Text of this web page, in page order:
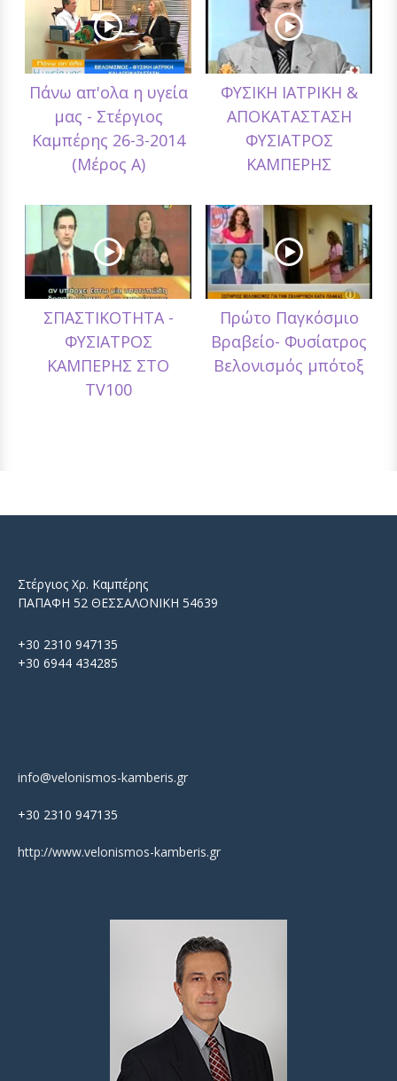
Πάνω απ'ολα η υγεία
μας - Στέργιος
Καμπέρης 26-3-2014
(Μέρος Α)
ΦΥΣΙΚΗ ΙΑΤΡΙΚΗ &
ΑΠΟΚΑΤΑΣΤΑΣΗ
ΦΥΣΙΑΤΡΟΣ
ΚΑΜΠΕΡΗΣ
ΣΠΑΣΤΙΚΟΤΗΤΑ -
ΦΥΣΙΑΤΡΟΣ
ΚΑΜΠΕΡΗΣ ΣΤΟ
TV100
Πρώτο Παγκόσμιο
Βραβείο- Φυσίατρος
Βελονισμός μπότοξ
Στέργιος Χρ. Καμπέρης
ΠΑΠΑΦΗ 52 ΘΕΣΣΑΛΟΝΙΚΗ 54639
+30 2310 947135
+30 6944 434285
info@velonismos-kamberis.gr
+30 2310 947135
http://www.velonismos-kamberis.gr